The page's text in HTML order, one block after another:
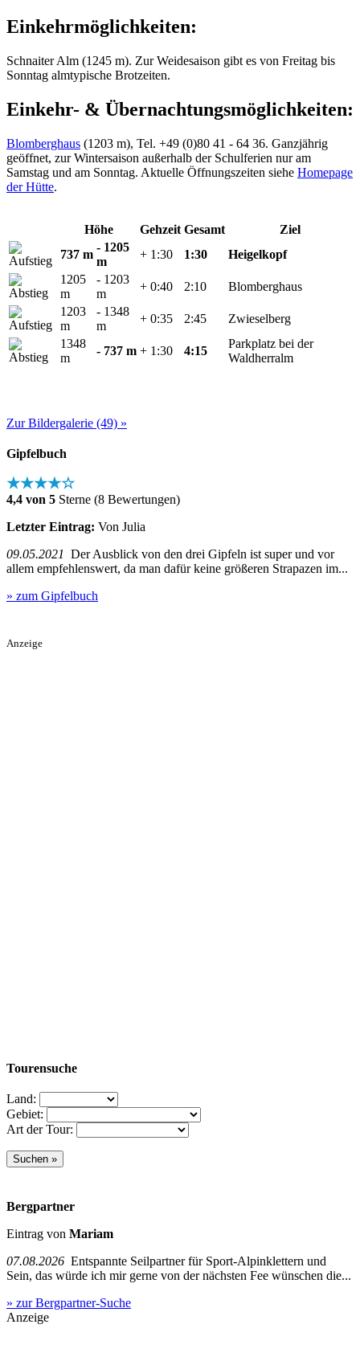
Einkehrmöglichkeiten:
Schnaiter Alm (1245 m). Zur Weidesaison gibt es von Freitag bis
Sonntag almtypische Brotzeiten.
Einkehr- & Übernachtungsmöglichkeiten:
Blomberghaus (1203 m), Tel. +49 (0)80 41 - 64 36. Ganzjährig
geöffnet, zur Wintersaison außerhalb der Schulferien nur am
Samstag und am Sonntag. Aktuelle Öffnungszeiten siehe Homepage
der Hütte.
Höhe Gehzeit Gesamt
Ziel
737 m
- 1205
m
+ 1:30 1:30
Heigelkopf
1205
m
- 1203
m
+ 0:40 2:10
Blomberghaus
1203
m
- 1348
m
+ 0:35 2:45
Zwieselberg
1348
m
- 737 m + 1:30 4:15
Parkplatz bei der
Waldherralm
Zur Bildergalerie (49) »
Gipfelbuch
★★★★☆
4,4 von 5 Sterne (8 Bewertungen)
Letzter Eintrag: Von Julia
09.05.2021 Der Ausblick von den drei Gipfeln ist super und vor
allem empfehlenswert, da man dafür keine größeren Strapazen im...
» zum Gipfelbuch
Anzeige
Tourensuche
Land:
Gebiet:
Art der Tour:
Bergpartner
Eintrag von Mariam
07.08.2026 Entspannte Seilpartner für Sport-Alpinklettern und
Sein, das würde ich mir gerne von der nächsten Fee wünschen die...
» zur Bergpartner-Suche
Anzeige